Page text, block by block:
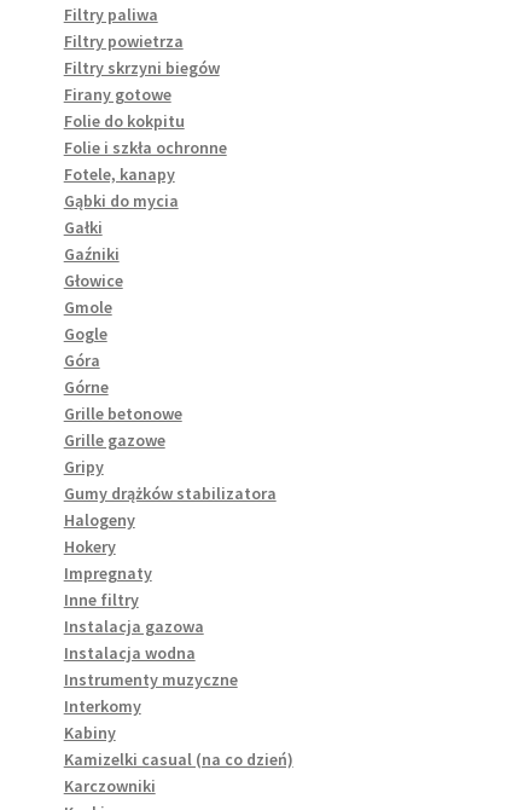
Filtry paliwa
Filtry powietrza
Filtry skrzyni biegów
Firany gotowe
Folie do kokpitu
Folie i szkła ochronne
Fotele, kanapy
Gąbki do mycia
Gałki
Gaźniki
Głowice
Gmole
Gogle
Góra
Górne
Grille betonowe
Grille gazowe
Gripy
Gumy drążków stabilizatora
Halogeny
Hokery
Impregnaty
Inne filtry
Instalacja gazowa
Instalacja wodna
Instrumenty muzyczne
Interkomy
Kabiny
Kamizelki casual (na co dzień)
Karczowniki